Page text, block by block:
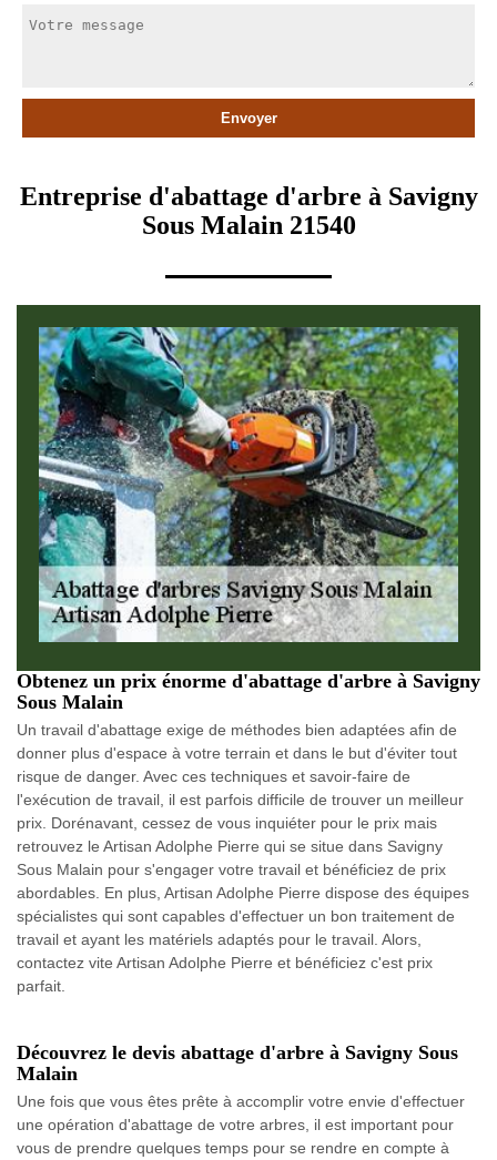
Entreprise d'abattage d'arbre à Savigny
Sous Malain 21540
Obtenez un prix énorme d'abattage d'arbre à Savigny
Sous Malain
Un travail d'abattage exige de méthodes bien adaptées afin de
donner plus d'espace à votre terrain et dans le but d'éviter tout
risque de danger. Avec ces techniques et savoir-faire de
l'exécution de travail, il est parfois difficile de trouver un meilleur
prix. Dorénavant, cessez de vous inquiéter pour le prix mais
retrouvez le Artisan Adolphe Pierre qui se situe dans Savigny
Sous Malain pour s'engager votre travail et bénéficiez de prix
abordables. En plus, Artisan Adolphe Pierre dispose des équipes
spécialistes qui sont capables d'effectuer un bon traitement de
travail et ayant les matériels adaptés pour le travail. Alors,
contactez vite Artisan Adolphe Pierre et bénéficiez c'est prix
parfait.
Découvrez le devis abattage d'arbre à Savigny Sous
Malain
Une fois que vous êtes prête à accomplir votre envie d'effectuer
une opération d'abattage de votre arbres, il est important pour
vous de prendre quelques temps pour se rendre en compte à